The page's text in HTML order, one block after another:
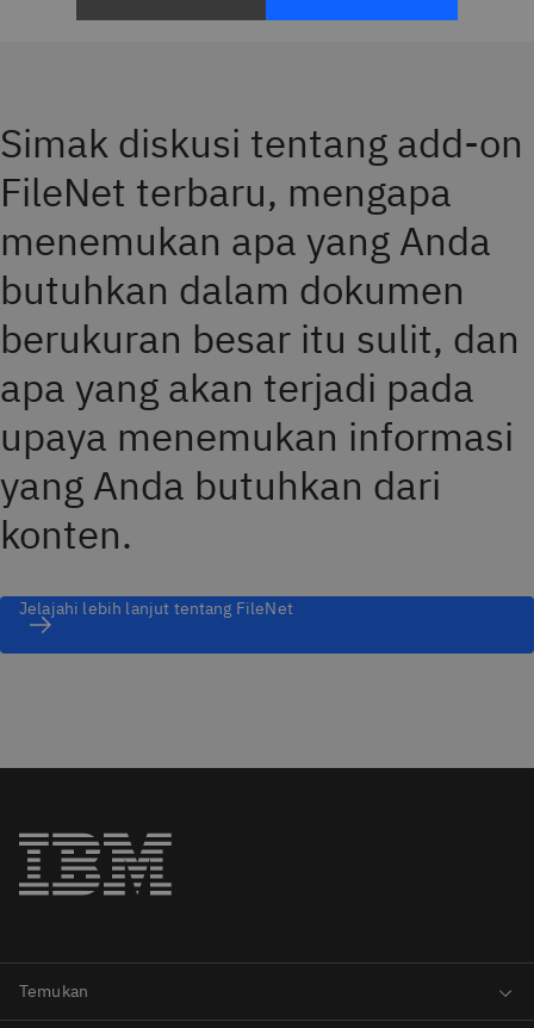
Simak diskusi tentang add-on
FileNet terbaru, mengapa
menemukan apa yang Anda
butuhkan dalam dokumen
berukuran besar itu sulit, dan
apa yang akan terjadi pada
upaya menemukan informasi
yang Anda butuhkan dari
konten.
Jelajahi lebih lanjut tentang FileNet